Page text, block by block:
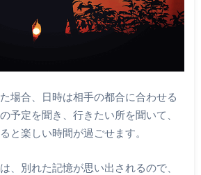
場合、日時は相手の都合に合わせる
予定を聞き、行きたい所を聞いて、
と楽しい時間が過ごせます。
、別れた記憶が思い出されるので、